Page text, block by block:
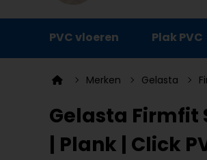
PVC vloeren Plak PVC
Ondervloeren
Plinten
Deurmatten
Merken Gelasta
Gelasta Firmfit
| Plank | Click